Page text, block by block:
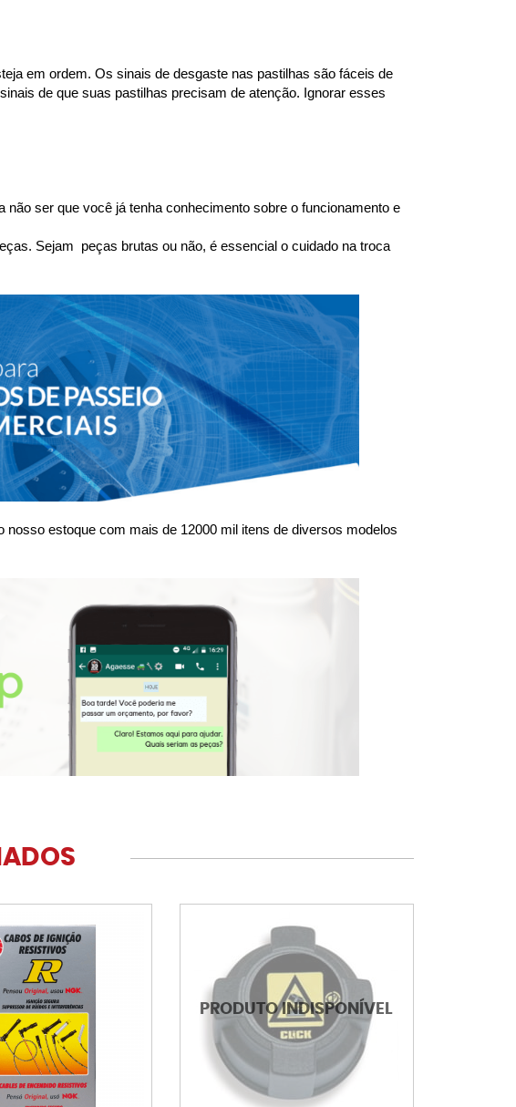
em ordem. Os sinais de desgaste nas pastilhas são fáceis de
de que suas pastilhas precisam de atenção. Ignorar esses
ser que você já tenha conhecimento sobre o funcionamento e
Sejam  peças brutas ou não, é essencial o cuidado na troca
estoque com mais de 12000 mil itens de diversos modelos